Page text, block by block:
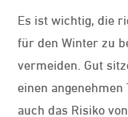
Es ist wichtig, die
für den Winter zu
vermeiden. Gut
einen
auch das Risiko